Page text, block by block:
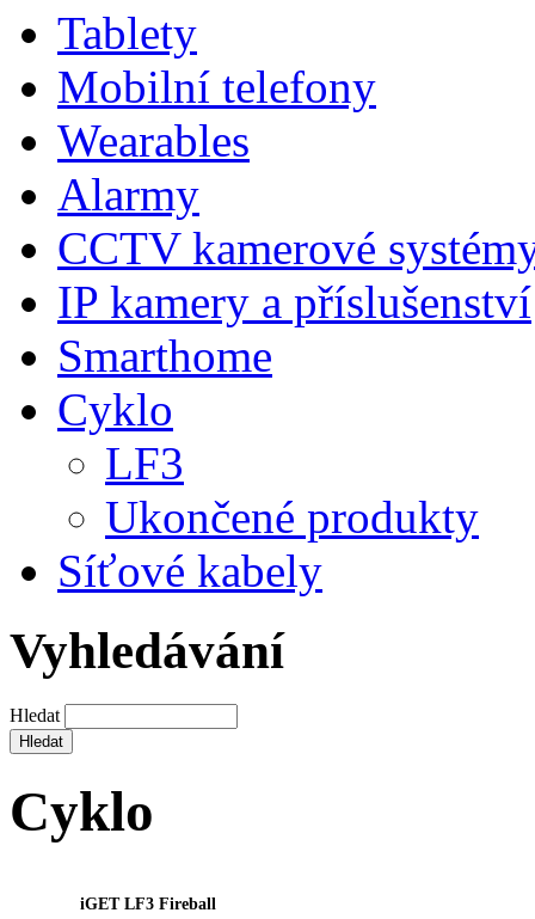
Tablety
Mobilní telefony
Wearables
Alarmy
CCTV kamerové
IP kamery a příslušenství
Smarthome
Cyklo
LF3
Ukončené produkty
Síťové kabely
Vyhledávání
Hledat
Cyklo
iGET LF3 Fireball